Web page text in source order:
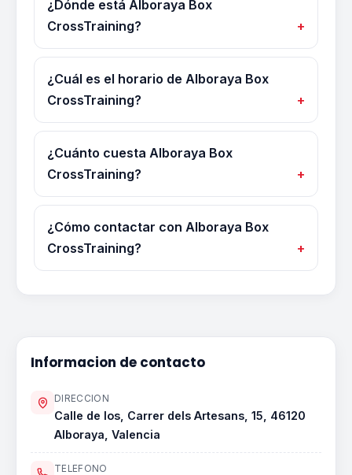
¿Dónde está Alboraya Box
CrossTraining?
¿Cuál es el horario de Alboraya Box
CrossTraining?
¿Cuánto cuesta Alboraya Box
CrossTraining?
¿Cómo contactar con Alboraya Box
CrossTraining?
Informacion de contacto
DIRECCION
Calle de los, Carrer dels Artesans, 15, 46120
Alboraya, Valencia
TELEFONO